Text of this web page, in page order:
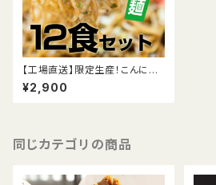
【工場直送】限定生産！こんにゃく
入り富士宮やきそば【緑麺】12食
セット
¥2,900
同じカテゴリの商品